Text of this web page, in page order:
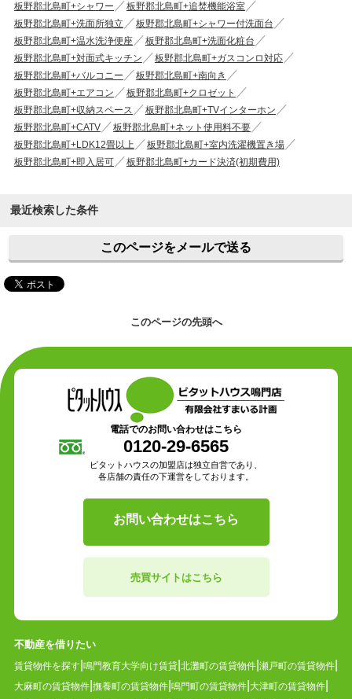
板野郡北島町+シャワー
板野郡北島町+追焚機能浴室
板野郡北島町+洗面所独立
板野郡北島町+シャワー付洗面台
板野郡北島町+温水洗浄便座
板野郡北島町+洗面化粧台
板野郡北島町+対面式キッチン
板野郡北島町+ガスコンロ対応
板野郡北島町+バルコニー
板野郡北島町+南向き
板野郡北島町+エアコン
板野郡北島町+クロゼット
板野郡北島町+収納スペース
板野郡北島町+TVインターホン
板野郡北島町+CATV
板野郡北島町+ネット使用料不要
板野郡北島町+LDK12畳以上
板野郡北島町+室内洗濯機置き場
板野郡北島町+即入居可
板野郡北島町+カード決済(初期費用)
最近検索した条件
このページをメールで送る
このページの先頭へ
電話でのお問い合わせはこちら
0120-29-6565
ピタットハウスの加盟店は独立自営であり、
各店舗の責任の下運営をしております。
お問い合わせはこちら
売買サイトはこちら
不動産を借りたい
賃貸物件を探す 鳴門教育大学向け賃貸 北灘町の賃貸物件 瀬戸町の賃貸物件
大麻町の賃貸物件 撫養町の賃貸物件 鳴門町の賃貸物件 大津町の賃貸物件